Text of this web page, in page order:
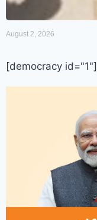
August 2, 2026
[democracy id="1"]